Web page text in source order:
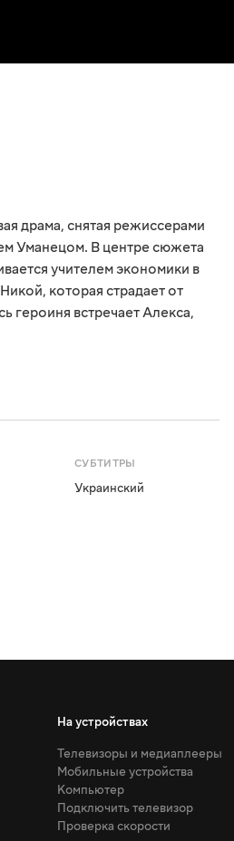
драма, снятая режиссерами
Уманецом. В центре сюжета
учителем экономики в
которая страдает от
героиня встречает Алекса,
СУБТИТРЫ
Украинский
На устройствах
Телевизоры и медиаплееры
Мобильные устройства
Компьютер
Подключить телевизор
Проверка скорости